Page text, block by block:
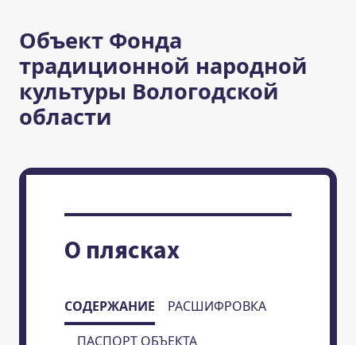
Объект Фонда
традиционной народной
культуры Вологодской
области
О плясках
СОДЕРЖАНИЕ
РАСШИФРОВКА
ПАСПОРТ ОБЪЕКТА